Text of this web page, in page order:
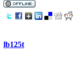
lb125t